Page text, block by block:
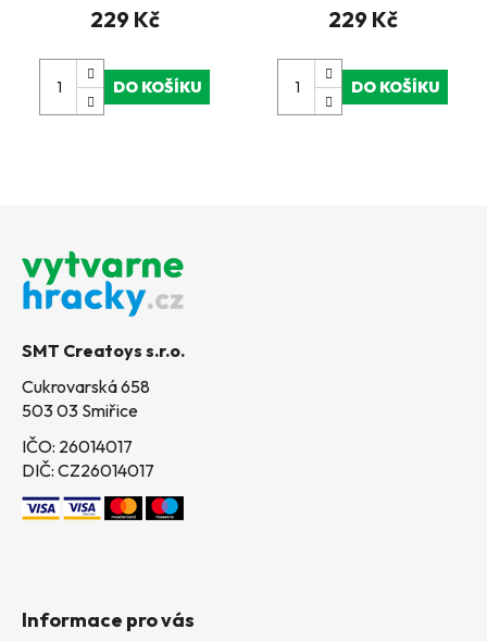
229 Kč
DO KOŠÍKU
229 Kč
DO KOŠÍKU
SMT Creatoys s.r.o.
Cukrovarská 658
503 03 Smiřice
IČO: 26014017
DIČ: CZ26014017
Informace pro vás